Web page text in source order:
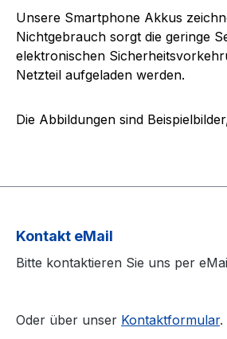
Unsere Smartphone Akkus
Nichtgebrauch sorgt die geringe
elektronischen
Netzteil aufgeladen werden.
Die Abbildungen sind
Kontakt eMail
Bitte kontaktieren Sie uns per
Oder über unser Kontaktformular.